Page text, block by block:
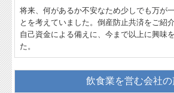
将来、何があるか不安なため少しでも万が
とを考えていました。倒産防止共済をご紹
自己資金による備えに、今まで以上に興味
た。
飲食業を営む会社の